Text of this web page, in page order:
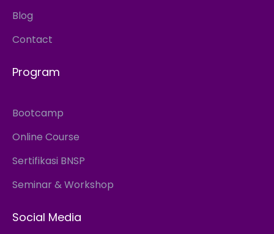
Blog
Contact
Program
Bootcamp
Online Course
Sertifikasi BNSP
Seminar & Workshop
Social Media